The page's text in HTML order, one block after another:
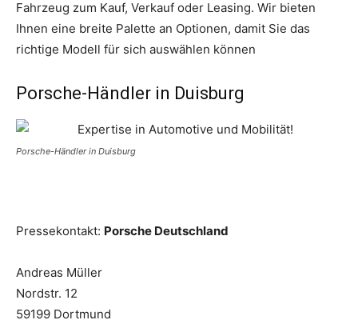
Fahrzeug zum Kauf, Verkauf oder Leasing. Wir bieten
Ihnen eine breite Palette an Optionen, damit Sie das
richtige Modell für sich auswählen können
Porsche-Händler in Duisburg
Porsche-Händler in Duisburg
Pressekontakt: Porsche Deutschland
Andreas Müller
Nordstr. 12
59199 Dortmund